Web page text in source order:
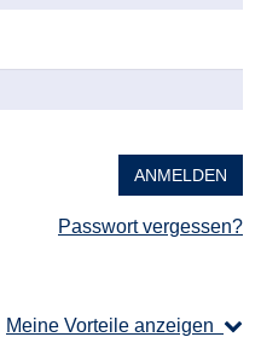
ANMELDEN
Passwort vergessen?
Meine Vorteile anzeigen